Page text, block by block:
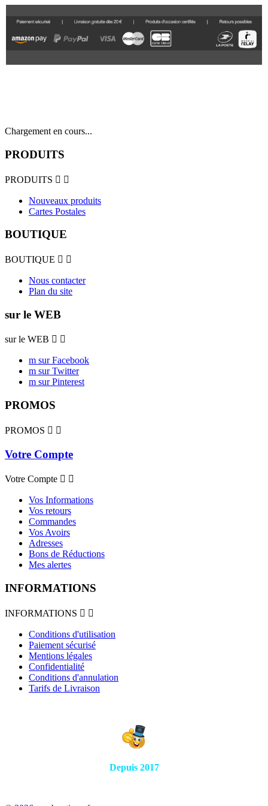
Chargement en cours...
PRODUITS
PRODUITS  
Nouveaux produits
Cartes Postales
BOUTIQUE
BOUTIQUE  
Nous contacter
Plan du site
sur le WEB
sur le WEB  
m sur Facebook
m sur Twitter
m sur Pinterest
PROMOS
PROMOS  
Votre Compte
Votre Compte  
Vos Informations
Vos retours
Commandes
Vos Avoirs
Adresses
Bons de Réductions
Mes alertes
INFORMATIONS
INFORMATIONS  
Conditions d'utilisation
Paiement sécurisé
Mentions légales
Confidentialité
Conditions d'annulation
Tarifs de Livraison
Depuis 2017